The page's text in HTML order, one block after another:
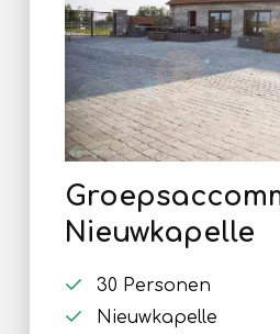
Nieuwkapelle
30 Personen
Nieuwkapelle